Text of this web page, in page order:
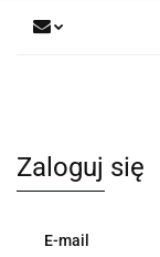
Zaloguj się
E-mail